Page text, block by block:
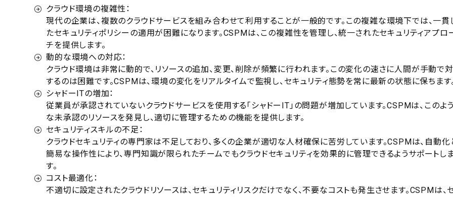
クラウド環境の複雑性：
現代の企業は、複数のクラウドサービスを組み合わせて利用することが一般的です。この複雑な環境下では、一貫
たセキュリティポリシーの適用が困難になります。CSPMは、この複雑性を管理し、統一されたセキュリティアプロ
チを提供します。
動的な環境への対応：
クラウド環境は非常に動的で、リソースの追加、変更、削除が頻繁に行われます。この変化の速さに人間が手動で
するのは困難です。CSPMは、環境の変化をリアルタイムで監視し、セキュリティ態勢を常に最新の状態に保ちます
シャドーITの増加：
従業員が承認されていないクラウドサービスを使用する「シャドーIT」の問題が増加しています。CSPMは、このよう
な未承認のリソースを発見し、適切に管理するための機能を提供します。
セキュリティスキルの不足：
クラウドセキュリティの専門家は不足しており、多くの企業が適切な人材確保に苦労しています。CSPMは、自動化
簡易な操作性により、専門知識が限られたチームでもクラウドセキュリティを効果的に管理できるようサポートし
す。
コスト最適化：
不適切に設定されたクラウドリソースは、セキュリティリスクだけでなく、不要なコストも発生させます。CSPMは、